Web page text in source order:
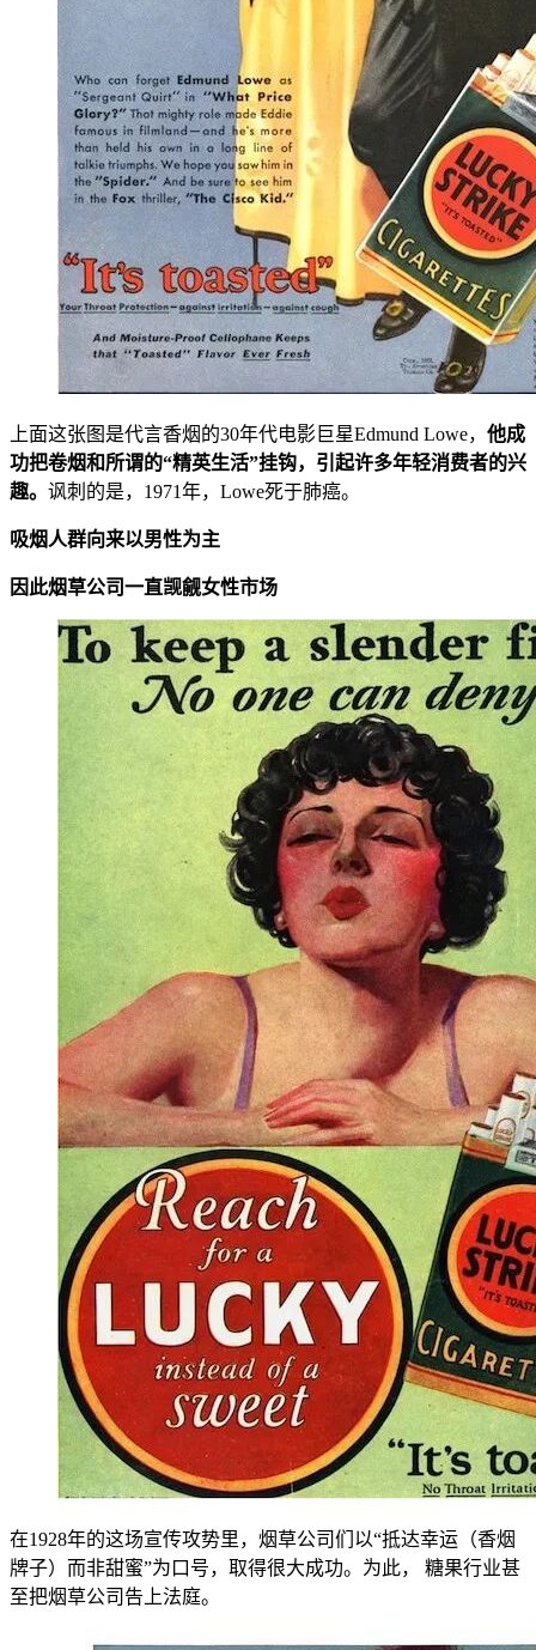
上面这张图是代言香烟的30年代电影巨星Edmund Lowe， 他成
功把卷烟和所谓的“精英生活”挂钩，引起许多年轻消费者的兴
趣。 讽刺的是，1971年，Lowe死于肺癌。
吸烟人群向来以男性为主
因此烟草公司一直觊觎女性市场
在1928年的这场宣传攻势里，烟草公司们以“抵达幸运（香烟
牌子）而非甜蜜”为口号，取得很大成功。为此， 糖果行业甚
至把烟草公司告上法庭。